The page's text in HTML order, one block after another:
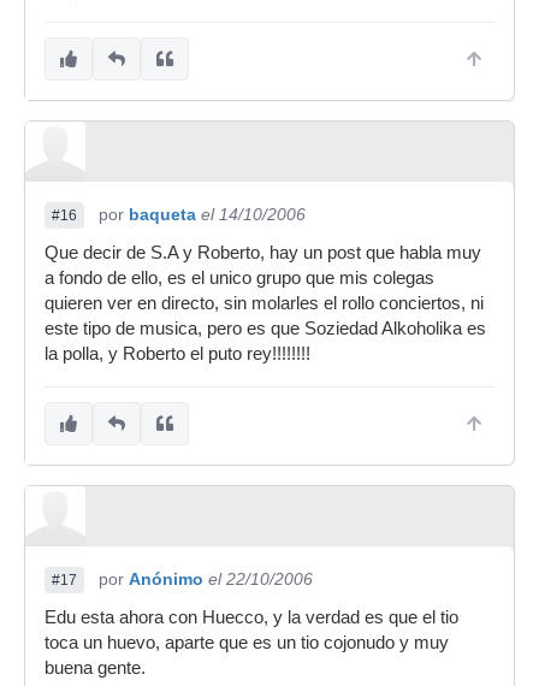
#16 por baqueta el 14/10/2006
Que decir de S.A y Roberto, hay un post que habla muy
a fondo de ello, es el unico grupo que mis colegas
quieren ver en directo, sin molarles el rollo conciertos, ni
este tipo de musica, pero es que Soziedad Alkoholika es
la polla, y Roberto el puto rey!!!!!!!!
#17 por Anónimo el 22/10/2006
Edu esta ahora con Huecco, y la verdad es que el tio
toca un huevo, aparte que es un tio cojonudo y muy
buena gente.